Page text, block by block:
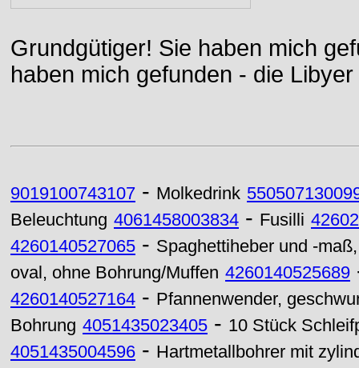
Grundgütiger! Sie haben mich
haben mich gefunden - die
9019100743107 - Molkedrink
Beleuchtung 4061458003834 - Fusilli
4260140527065 - Spaghettiheber und -
oval, ohne Bohrung/Muffen 4260140525689
4260140527164 - Pfannenwender,
Bohrung 4051435023405 - 10 Stück
4051435004596 - Hartmetallbohrer mit